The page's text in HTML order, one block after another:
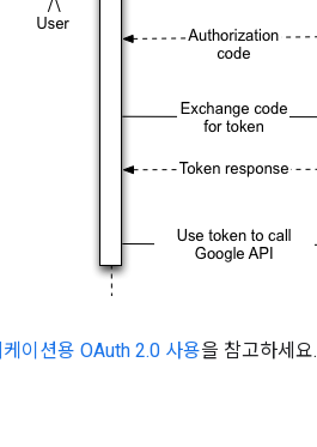
이션용 OAuth 2.0 사용을 참고하세요.